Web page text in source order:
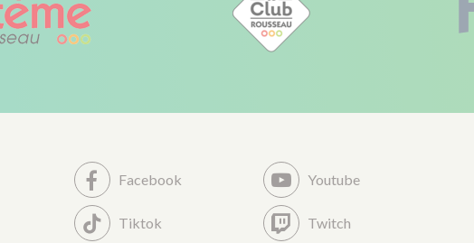
Facebook Youtube
Tiktok Twitch